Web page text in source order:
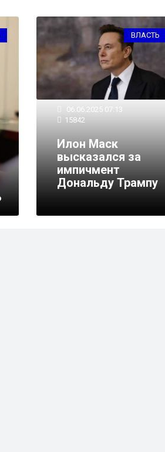
Для сделок с
в электронном виде
биометрическая
ВЛАСТЬ
06.06.2025 07:13
15842
Илон Маск
высказался за
импичмент
Дональду Трампу